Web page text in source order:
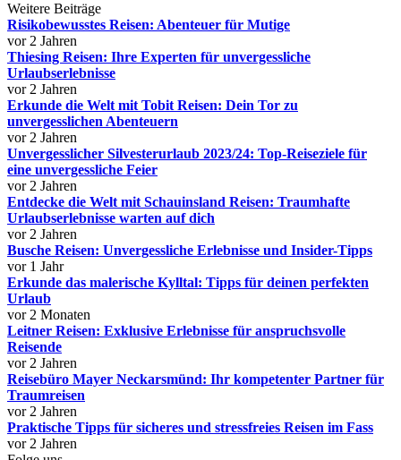
Weitere Beiträge
Risikobewusstes Reisen: Abenteuer für Mutige
vor 2 Jahren
Thiesing Reisen: Ihre Experten für unvergessliche
Urlaubserlebnisse
vor 2 Jahren
Erkunde die Welt mit Tobit Reisen: Dein Tor zu
unvergesslichen Abenteuern
vor 2 Jahren
Unvergesslicher Silvesterurlaub 2023/24: Top-Reiseziele für
eine unvergessliche Feier
vor 2 Jahren
Entdecke die Welt mit Schauinsland Reisen: Traumhafte
Urlaubserlebnisse warten auf dich
vor 2 Jahren
Busche Reisen: Unvergessliche Erlebnisse und Insider-Tipps
vor 1 Jahr
Erkunde das malerische Kylltal: Tipps für deinen perfekten
Urlaub
vor 2 Monaten
Leitner Reisen: Exklusive Erlebnisse für anspruchsvolle
Reisende
vor 2 Jahren
Reisebüro Mayer Neckarsmünd: Ihr kompetenter Partner für
Traumreisen
vor 2 Jahren
Praktische Tipps für sicheres und stressfreies Reisen im Fass
vor 2 Jahren